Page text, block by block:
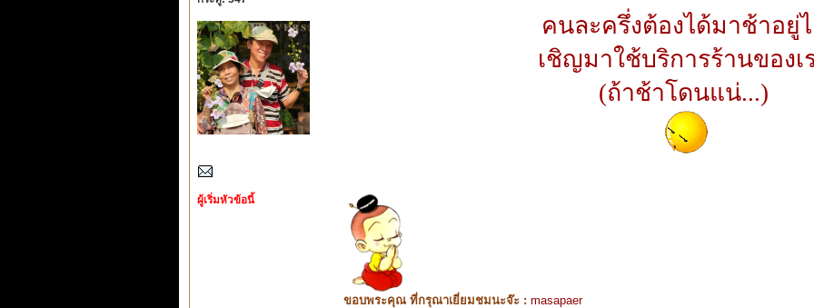
ผู้เริ่มหัวข้อนี้
คนละครึ่งต้องได้มาช้าอยู่
เชิญมาใช้บริการร้านของเ
(ถ้าช้าโดนแน่...)
ขอบพระคุณ ที่กรุณาเยี่ยมชมนะจ๊ะ : masapaer